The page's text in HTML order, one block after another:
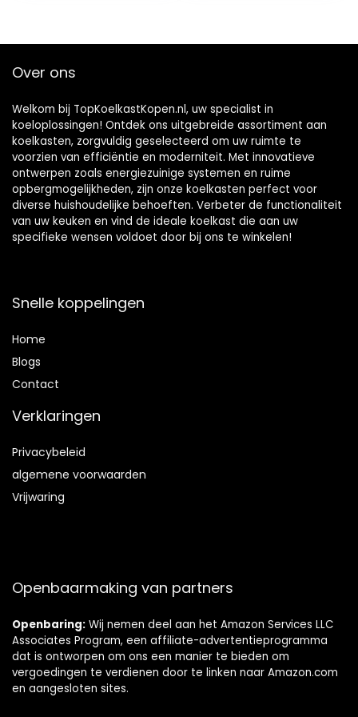
16 liter / 1
Over ons
Welkom bij TopKoelkastKopen.nl, uw specialist in
koeloplossingen! Ontdek ons uitgebreide assortiment aan
koelkasten, zorgvuldig geselecteerd om uw ruimte te
voorzien van efficiëntie en moderniteit. Met innovatieve
ontwerpen zoals energiezuinige systemen en ruime
opbergmogelijkheden, zijn onze koelkasten perfect voor
diverse huishoudelijke behoeften. Verbeter de functionaliteit
van uw keuken en vind de ideale koelkast die aan uw
specifieke wensen voldoet door bij ons te winkelen!
Snelle koppelingen
Home
Blogs
Contact
Verklaringen
Privacybeleid
algemene voorwaarden
Vrijwaring
Openbaarmaking van partners
Openbaring: Wij nemen deel aan het Amazon Services LLC
Associates Program, een affiliate-advertentieprogramma
dat is ontworpen om ons een manier te bieden om
vergoedingen te verdienen door te linken naar Amazon.com
en aangesloten sites.